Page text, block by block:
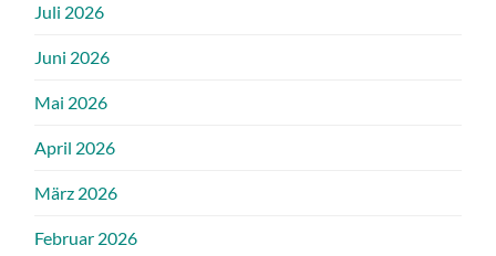
Juli 2026
Juni 2026
Mai 2026
April 2026
März 2026
Februar 2026